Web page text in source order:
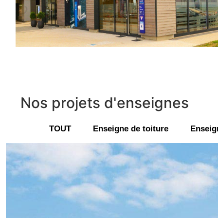
Nos projets d'enseignes
TOUT Enseigne de toiture